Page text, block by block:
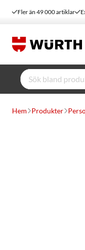
Fler än 49 000 artiklar
Hem Produkter